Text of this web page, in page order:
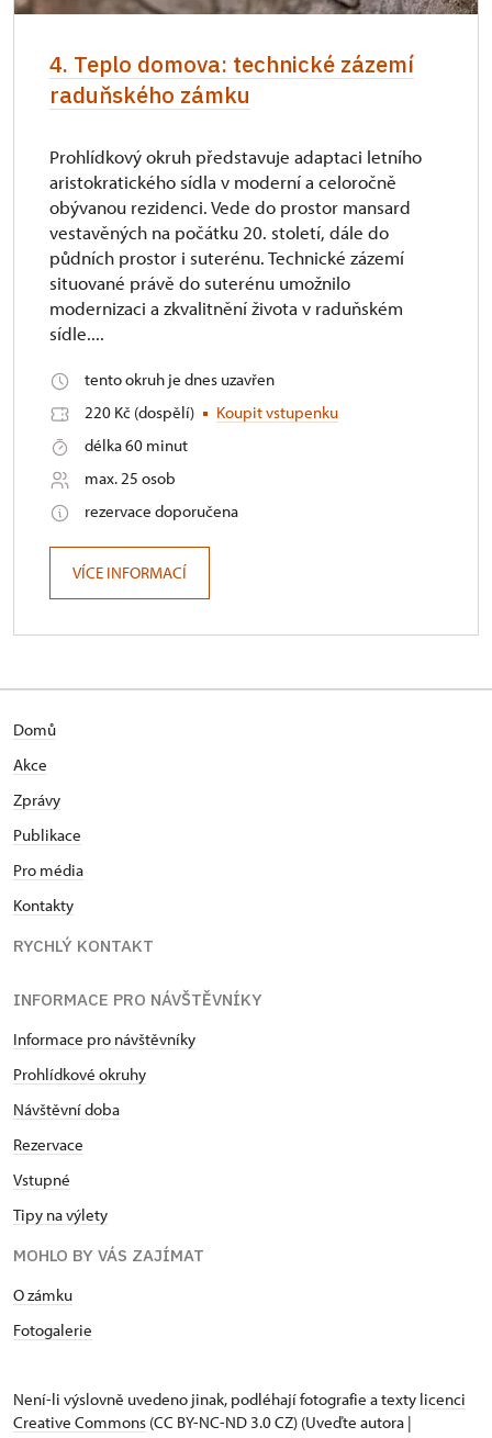
4. Teplo domova: technické zázemí
raduňského zámku
Prohlídkový okruh představuje adaptaci letního
aristokratického sídla v moderní a celoročně
obývanou rezidenci. Vede do prostor mansard
vestavěných na počátku 20. století, dále do
půdních prostor i suterénu. Technické zázemí
situované právě do suterénu umožnilo
modernizaci a zkvalitnění života v raduňském
sídle....
tento okruh je dnes uzavřen
220 Kč (dospělí)
Koupit vstupenku
délka 60 minut
max. 25 osob
rezervace doporučena
VÍCE INFORMACÍ
Domů
Akce
Zprávy
Publikace
Pro média
Kontakty
RYCHLÝ KONTAKT
INFORMACE PRO NÁVŠTĚVNÍKY
Informace pro návštěvníky
Prohlídkové okruhy
Návštěvní doba
Rezervace
Vstupné
Tipy na výlety
MOHLO BY VÁS ZAJÍMAT
O zámku
Fotogalerie
Není-li výslovně uvedeno jinak, podléhají fotografie a texty licenci
Creative Commons (CC BY-NC-ND 3.0 CZ) (Uveďte autora |